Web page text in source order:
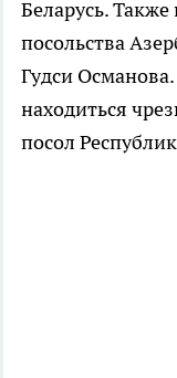
Беларусь.
посольства
Гудси
находиться
посол